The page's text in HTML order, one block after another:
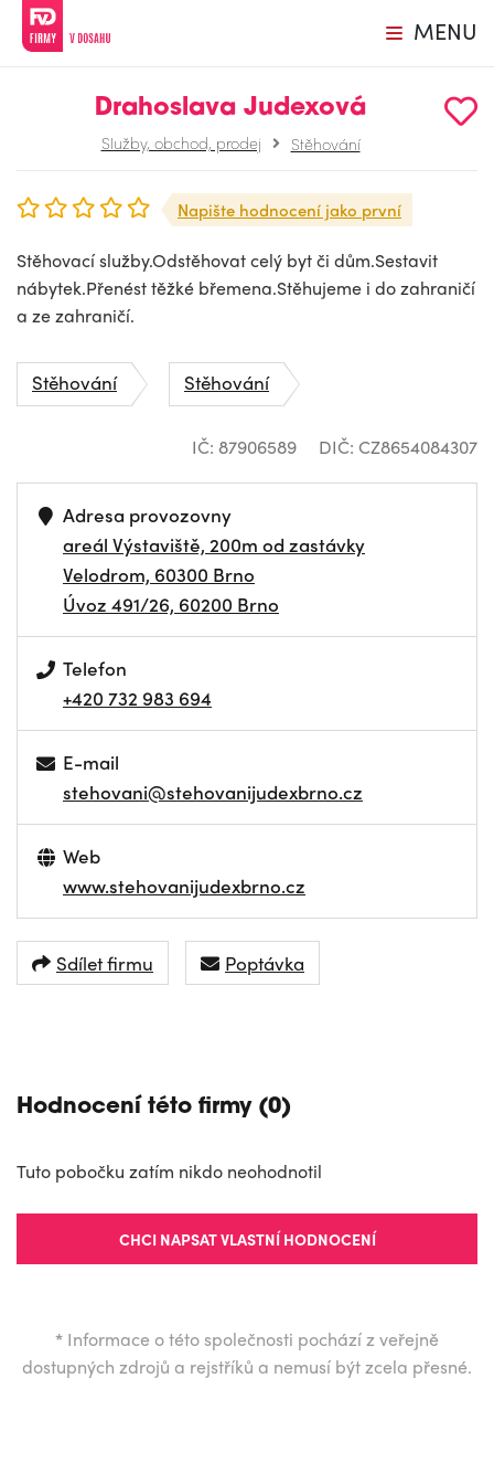
MENU
Drahoslava Judexová
Služby, obchod, prodej Stěhování
Napište hodnocení jako první
Stěhovací služby.Odstěhovat celý byt či dům.Sestavit
nábytek.Přenést těžké břemena.Stěhujeme i do zahraničí
a ze zahraničí.
Stěhování Stěhování
IČ: 87906589 DIČ: CZ8654084307
Adresa provozovny
areál Výstaviště, 200m od zastávky
Velodrom, 60300 Brno
Úvoz 491/26, 60200 Brno
Telefon
+420 732 983 694
E-mail
stehovani@stehovanijudexbrno.cz
Web
www.stehovanijudexbrno.cz
Sdílet firmu Poptávka
Hodnocení této firmy (0)
Tuto pobočku zatím nikdo neohodnotil
CHCI NAPSAT VLASTNÍ HODNOCENÍ
* Informace o této společnosti pochází z veřejně
dostupných zdrojů a rejstříků a nemusí být zcela přesné.